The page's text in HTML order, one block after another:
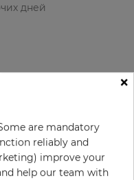
дней
/ 10.05 м
×
are mandatory
reliably and
improve your
help our team with